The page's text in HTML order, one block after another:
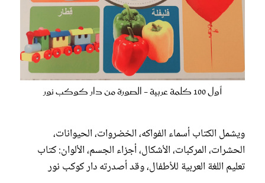
أول 100 كلمة عربية - الصورة من دار كوكب نور
ويشمل الكتاب أسماء الفواكه، الخضروات، الحيوانات،
الحشرات، المركبات، الأشكال، أجزاء الجسم، الألوان: كتاب
تعليم اللغة العربية للأطفال، وقد أصدرته دار كوكب نور